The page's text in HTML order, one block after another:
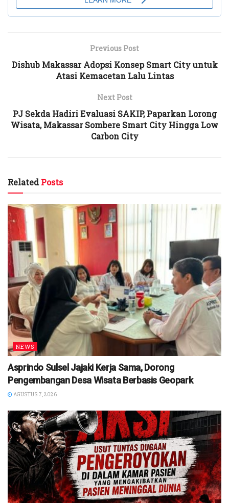
Previous Post
Dishub Makassar Adopsi Konsep Smart City untuk
Atasi Kemacetan Lalu Lintas
Next Post
PJ Sekda Hadiri Evaluasi SAKIP, Paparkan Lorong
Wisata, Makassar Sombere Smart City Hingga Low
Carbon City
RelatedPosts
NEWS
Asprindo Sulsel Jajaki Kerja Sama, Dorong
Pengembangan Desa Wisata Berbasis Geopark
AGUSTUS 7, 2026